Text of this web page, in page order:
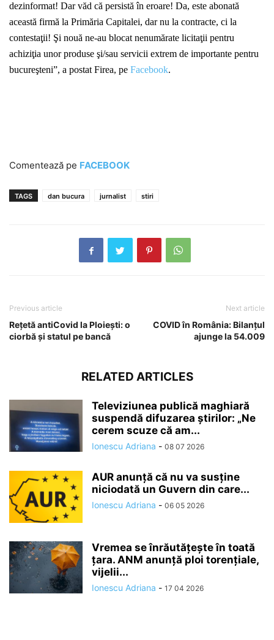
dezinformat! Dar văd că persistă în eroare! Da, este abonată
această firmă la Primăria Capitalei, dar nu la contracte, ci la
contestaţii! Şi nouă ne-au blocat nenumărate licitaţii pentru
achiziţia unor produse şi/sau servicii extrem de importante pentru
bucureşteni”, a postat Firea, pe Facebook.
Comentează pe FACEBOOK
TAGS dan bucura jurnalist stiri
Previous article
Rețetă antiCovid la Ploiești: o
ciorbă și statul pe bancă
Next article
COVID în România: Bilanțul
ajunge la 54.009
RELATED ARTICLES
Televiziunea publică maghiară
suspendă difuzarea ştirilor: „Ne
cerem scuze că am...
Ionescu Adriana - 08 07 2026
AUR anunță că nu va susține
niciodată un Guvern din care...
Ionescu Adriana - 06 05 2026
Vremea se înrăutăţeşte în toată
ţara. ANM anunță ploi torențiale,
vijelii...
Ionescu Adriana - 17 04 2026